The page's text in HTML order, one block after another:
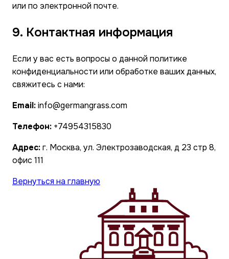
или по электронной почте.
9. Контактная информация
Если у вас есть вопросы о данной политике
конфиденциальности или обработке ваших данных,
свяжитесь с нами:
Email:info@germangrass.com
Телефон: +74954315830
Адрес:г. Москва, ул. Электрозаводская, д 23 стр 8,
офис 111
Вернуться на главную